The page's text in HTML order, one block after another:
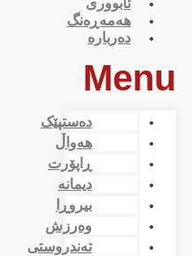
هەمەڕەنگ
دەربارە
Menu
دەستپێک
هەواڵ
ڕاپۆرت
دیمانە
بیروڕا
وەرزش
تەندروستی